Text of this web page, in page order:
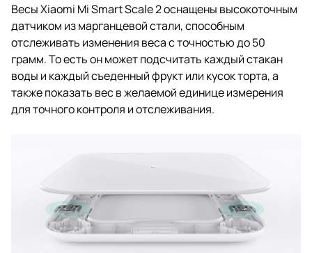
Весы Xiaomi Mi Smart Scale 2 оснащены высокоточным
датчиком из марганцевой стали, способным
отслеживать изменения веса с точностью до 50
грамм. То есть он может подсчитать каждый стакан
воды и каждый съеденный фрукт или кусок торта, а
также показать вес в желаемой единице измерения
для точного контроля и отслеживания.